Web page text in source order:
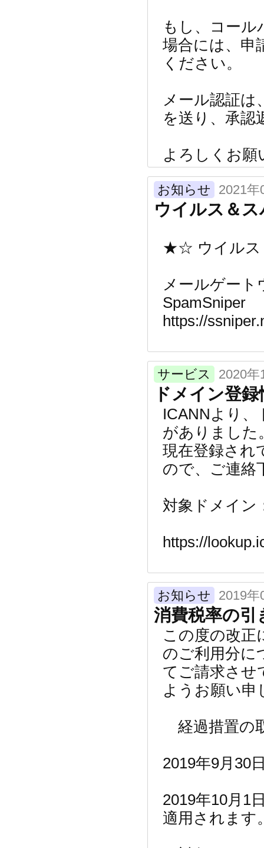
もし、コール
場合には、申
ください。
メール認証は
を送り、承認
よろしくお願
お知らせ 2021年
ウイルス＆
★☆ ウイルス
メールゲート
SpamSniper
https://
サービス 2020年
ドメイン登
ICANNより
がありました
現在登録され
ので、ご連絡
対象ドメイン
https://
お知らせ 2019年
消費税率の引
この度の改正
のご利用分に
てご請求させ
ようお願い申
経過措置の
2019年9月30
2019年10月1
適用されます